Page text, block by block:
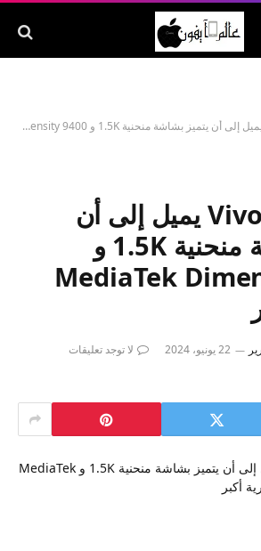
Vivo X200 Pro يميل إلى أن
يتميز بشاشة منحنية 1.5K و
MediaTek
22 يونيو، 2024
لا توجد تعليقات